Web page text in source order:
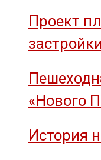
Проект
«Нового
им. М.И.
История